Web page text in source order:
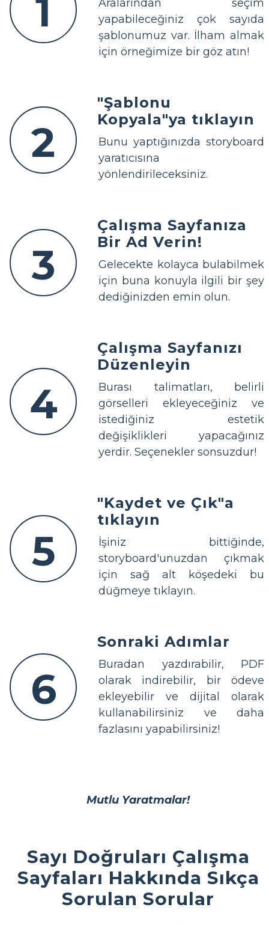
1
Aralarından seçim
yapabileceğiniz çok sayıda
şablonumuz var. İlham almak
için örneğimize bir göz atın!
2
"Şablonu
Kopyala"ya tıklayın
Bunu yaptığınızda storyboard
yaratıcısına
yönlendirileceksiniz.
3
Çalışma Sayfanıza
Bir Ad Verin!
Gelecekte kolayca bulabilmek
için buna konuyla ilgili bir şey
dediğinizden emin olun.
4
Çalışma Sayfanızı
Düzenleyin
Burası talimatları, belirli
görselleri ekleyeceğiniz ve
istediğiniz estetik
değişiklikleri yapacağınız
yerdir. Seçenekler sonsuzdur!
5
"Kaydet ve Çık"a
tıklayın
İşiniz bittiğinde,
storyboard'unuzdan çıkmak
için sağ alt köşedeki bu
düğmeye tıklayın.
6
Sonraki Adımlar
Buradan yazdırabilir, PDF
olarak indirebilir, bir ödeve
ekleyebilir ve dijital olarak
kullanabilirsiniz ve daha
fazlasını yapabilirsiniz!
Mutlu Yaratmalar!
Sayı Doğruları Çalışma
Sayfaları Hakkında Sıkça
Sorulan Sorular